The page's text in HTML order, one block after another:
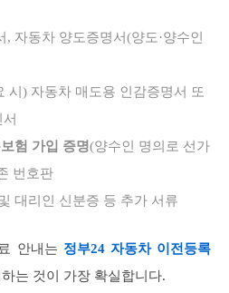
, 자동차 양도증명서(양도·양수인
시) 자동차 매도용 인감증명서 또
험 가입 증명(양수인 명의로 선가
번호판
대리인 신분증 등 추가 서류
안내는 정부24 자동차 이전등록
는 것이 가장 확실합니다.